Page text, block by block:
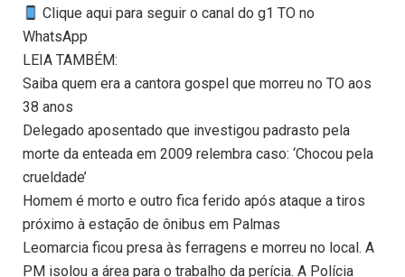
Clique aqui para seguir o canal do g1 TO no
WhatsApp
LEIA TAMBÉM:
Saiba quem era a cantora gospel que morreu no TO aos
38 anos
Delegado aposentado que investigou padrasto pela
morte da enteada em 2009 relembra caso: ‘Chocou pela
crueldade’
Homem é morto e outro fica ferido após ataque a tiros
próximo à estação de ônibus em Palmas
Leomarcia ficou presa às ferragens e morreu no local. A
PM isolou a área para o trabalho da perícia. A Polícia